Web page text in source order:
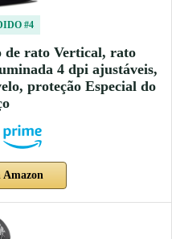
#4
de rato Vertical, rato
4 dpi ajustáveis,
proteção Especial do